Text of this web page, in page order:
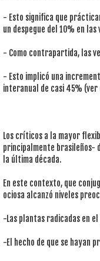
- Esto significa que
un despegue del 10% en
- Como contrapartida, las
- Esto implicó una
interanual de casi 45% (ver
Los críticos a la mayor
principalmente brasileños-
la última década.
En este contexto, que
ociosa alcanzó niveles
-Las plantas radicadas en
-El hecho de que se hayan